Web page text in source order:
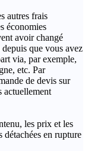
autres frais
économies
avoir changé
que vous avez
via, par exemple,
etc. Par
de devis sur
actuellement
les prix et les
en rupture